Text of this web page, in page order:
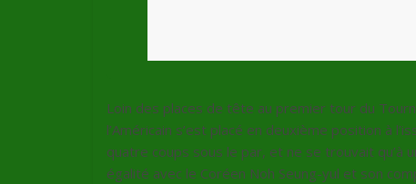
Loin des places de tête au premier tour du
l’Américain s’est placé en deuxième position à
quatre coups sous le par, et ne se trouvait qu’à
égalité avec le Coréen Noh Seung-yul et son